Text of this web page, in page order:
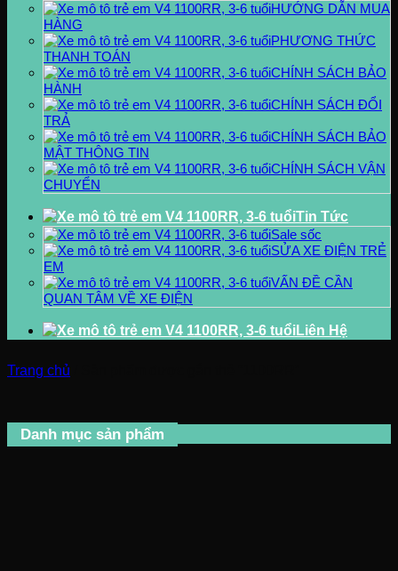
HƯỚNG DẪN MUA
HÀNG
PHƯƠNG THỨC
THANH TOÁN
CHÍNH SÁCH BẢO
HÀNH
CHÍNH SÁCH ĐỔI
TRẢ
CHÍNH SÁCH BẢO
MẬT THÔNG TIN
CHÍNH SÁCH VẬN
CHUYỂN
Tin Tức
Sale sốc
SỬA XE ĐIỆN TRẺ
EM
VẤN ĐỀ CẦN
QUAN TÂM VỀ XE ĐIỆN
Liên Hệ
Trang chủ
Danh mục sản phẩm